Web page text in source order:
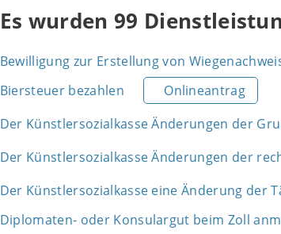
Es wurden 99
Bewilligung zur Erstellung von
Biersteuer bezahlen
Onlineantrag
Der Künstlersozialkasse Änderungen der
Der Künstlersozialkasse Änderungen der
Der Künstlersozialkasse eine Änderung der
Diplomaten- oder Konsulargut beim Zoll